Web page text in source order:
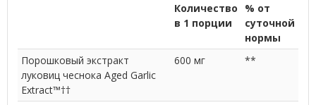
Количество
в 1 порции
% от
суточной
нормы
Порошковый экстракт
луковиц чеснока Aged Garlic
Extract™††
600 мг **